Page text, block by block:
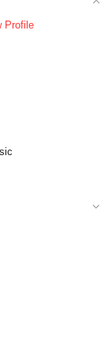
Profile